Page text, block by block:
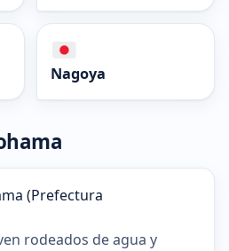
Nagoya
rodeados de agua y